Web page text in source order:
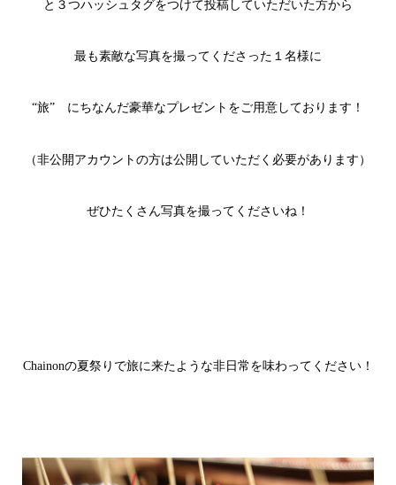
と３つハッシュタグをつけて投稿していただいた方から
最も素敵な写真を撮ってくださった１名様に
“旅” にちなんだ豪華なプレゼントをご用意しております！
（非公開アカウントの方は公開していただく必要があります）
ぜひたくさん写真を撮ってくださいね！
Chainonの夏祭りで旅に来たような非日常を味わってください！